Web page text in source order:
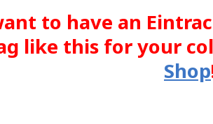
to have an
like this for your
Shop